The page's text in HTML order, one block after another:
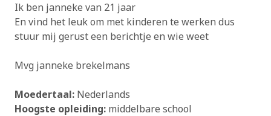
Ik ben janneke van 21 jaar
En vind het leuk om met kinderen te werken dus
stuur mij gerust een berichtje en wie weet
Mvg janneke brekelmans
Moedertaal: Nederlands
Hoogste opleiding: middelbare school